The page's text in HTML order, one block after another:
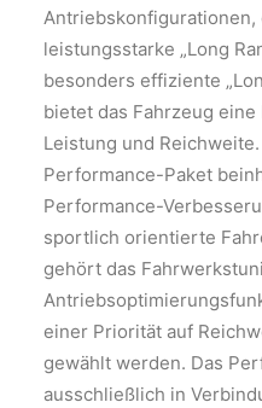
Antriebskonfigurationen,
leistungsstarke „Long
besonders effiziente
bietet das Fahrzeug
Leistung und
Performance-Paket
Performance-
sportlich orientierte
gehört das
einer Priorität auf
gewählt werden. Das
ausschließlich in